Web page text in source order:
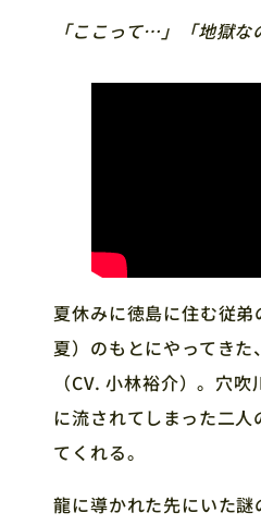
「ここって…」「地獄な
夏休みに徳島に住む従
夏）のもとにやってき
（CV. 小林裕介）。穴
に流されてしまった二
てくれる。
龍に導かれた先にいた